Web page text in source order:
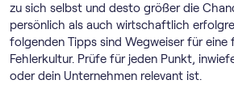
zu sich selbst und desto größer die
persönlich als auch wirtschaftlich
folgenden Tipps sind Wegweiser für eine
Fehlerkultur. Prüfe für jeden Punkt,
oder dein Unternehmen relevant ist.